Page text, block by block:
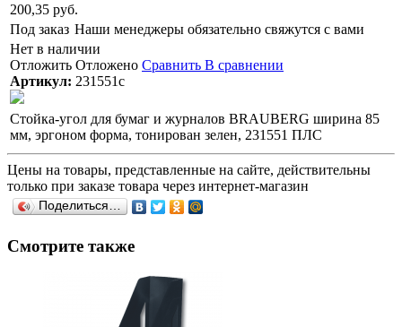
200,35 руб.
Под заказ Наши менеджеры обязательно свяжутся с вами
Нет в наличии
Отложить Отложено Сравнить В сравнении
Артикул: 231551с
Стойка-угол для бумаг и журналов BRAUBERG ширина 85
мм, эргоном форма, тонирован зелен, 231551 ПЛС
Цены на товары, представленные на сайте, действительны
только при заказе товара через интернет-магазин
Поделиться…
Смотрите также